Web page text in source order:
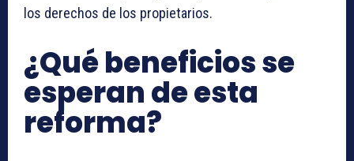
los derechos de los propietarios.
¿Qué beneficios se
esperan de esta
reforma?